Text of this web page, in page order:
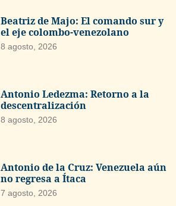
Beatriz de Majo: El comando sur y
el eje colombo-venezolano
8 agosto, 2026
Antonio Ledezma: Retorno a la
descentralización
8 agosto, 2026
Antonio de la Cruz: Venezuela aún
no regresa a Ítaca
7 agosto, 2026